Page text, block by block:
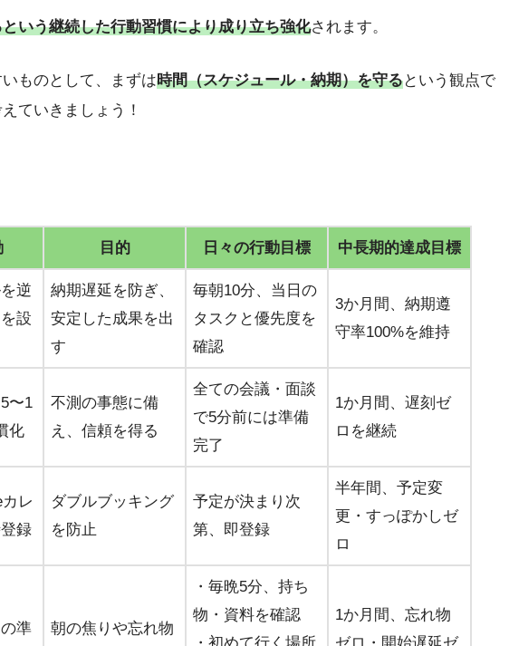
いう継続した行動習慣により成り立ち強化されます。
ものとして、まずは時間（スケジュール・納期）を守るという観点で
ていきましょう！
目的 日々の行動目標 中長期的達成目標
逆
設
納期遅延を防ぎ、
安定した成果を出
す
毎朝10分、当日の
タスクと優先度を
確認
3か月間、納期遵
守率100%を維持
〜1
化
不測の事態に備
え、信頼を得る
全ての会議・面談
で5分前には準備
完了
1か月間、遅刻ゼ
ロを継続
レ
録
ダブルブッキング
を防止
予定が決まり次
第、即登録
半年間、予定変
更・すっぽかしゼ
ロ
準 朝の焦りや忘れ物
・毎晩5分、持ち
物・資料を確認
1か月間、忘れ物